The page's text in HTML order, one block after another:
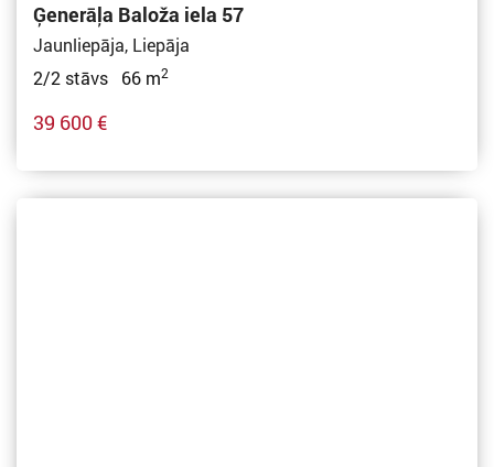
Ģenerāļa Baloža iela 57
Jaunliepāja, Liepāja
2/2 stāvs 66 m2
39 600 €